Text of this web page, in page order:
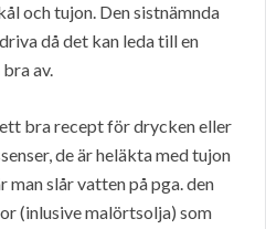
och tujon. Den sistnämnda
då det kan leda till en
av.
bra recept för drycken eller
de är heläkta med tujon
slår vatten på pga. den
(inlusive malörtsolja) som